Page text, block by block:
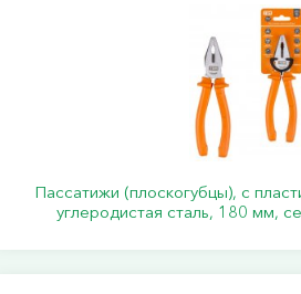
Пассатижи (плоскогубцы), с
углеродистая сталь, 180 мм,